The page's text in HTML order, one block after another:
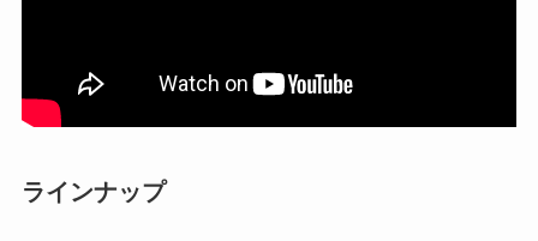
ラインナップ